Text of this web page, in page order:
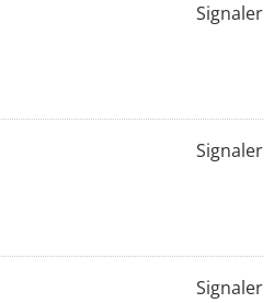
Signaler
Signaler
Signaler